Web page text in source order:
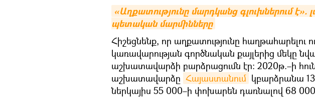
«Աղքատությունը մարդկանց գլուխներում է».
պետական մարմինները
Հիշեցնենք, որ աղքատությունը հաղթահարելու
կառավարության գործնական քայլերից մեկը
աշխատավարձի բարձրացումն էր։ 2020թ.–ի
աշխատավարձը Հայաստանում կբարձրանա
ներկայիս 55 000–ի փոխարեն դառնալով 68